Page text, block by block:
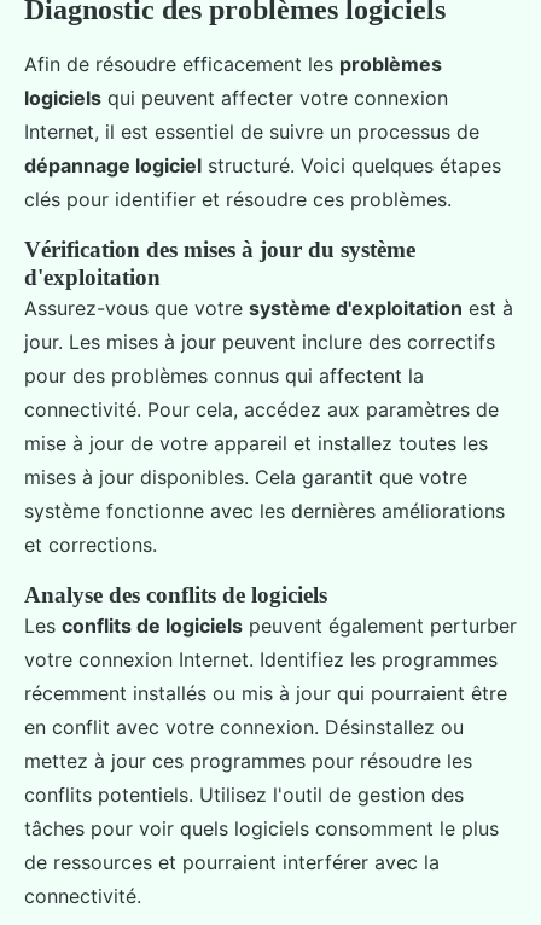
Diagnostic des problèmes logiciels
Afin de résoudre efficacement les problèmes
logiciels qui peuvent affecter votre connexion
Internet, il est essentiel de suivre un processus de
dépannage logiciel structuré. Voici quelques étapes
clés pour identifier et résoudre ces problèmes.
Vérification des mises à jour du système
d'exploitation
Assurez-vous que votre système d'exploitation est à
jour. Les mises à jour peuvent inclure des correctifs
pour des problèmes connus qui affectent la
connectivité. Pour cela, accédez aux paramètres de
mise à jour de votre appareil et installez toutes les
mises à jour disponibles. Cela garantit que votre
système fonctionne avec les dernières améliorations
et corrections.
Analyse des conflits de logiciels
Les conflits de logiciels peuvent également perturber
votre connexion Internet. Identifiez les programmes
récemment installés ou mis à jour qui pourraient être
en conflit avec votre connexion. Désinstallez ou
mettez à jour ces programmes pour résoudre les
conflits potentiels. Utilisez l'outil de gestion des
tâches pour voir quels logiciels consomment le plus
de ressources et pourraient interférer avec la
connectivité.